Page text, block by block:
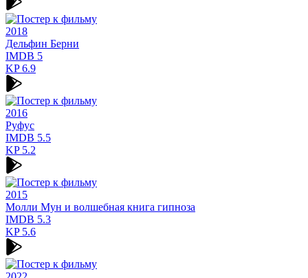
2018
Дельфин Берни
IMDB 5
KP6.9
2016
Руфус
IMDB 5.5
KP5.2
2015
Молли Мун и волшебная книга гипноза
IMDB 5.3
KP5.6